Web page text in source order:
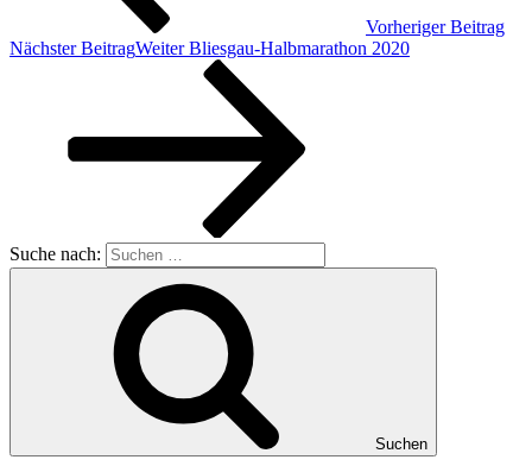
Vorheriger Beitrag
Nächster BeitragWeiter Bliesgau-Halbmarathon 2020
Suche nach:
Suchen